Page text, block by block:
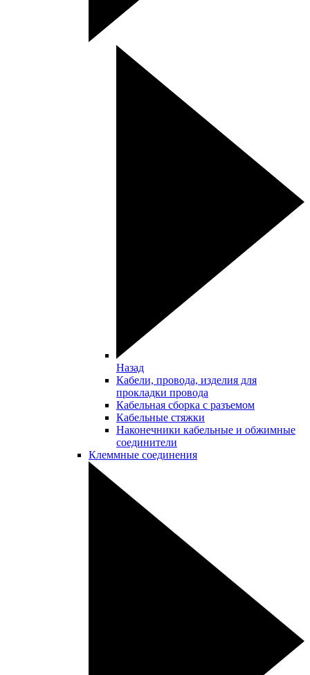
Назад
Кабели, провода, изделия для
прокладки провода
Кабельная сборка с разъемом
Кабельные стяжки
Наконечники кабельные и обжимные
соединители
Клеммные соединения